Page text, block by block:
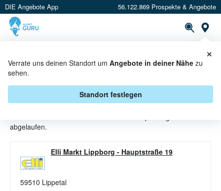
DIE Angebote App 56.122.869 Prospekte & Angebote
Verrate uns deinen Standort um Angebote in deiner Nähe zu
sehen.
Standort festlegen
×
TÖPFE ANGEBOTE & AKTIONEN
BEI ELLI MARKT
abgelaufen.
Elli Markt Lippborg - Hauptstraße 19
59510 Lippetal